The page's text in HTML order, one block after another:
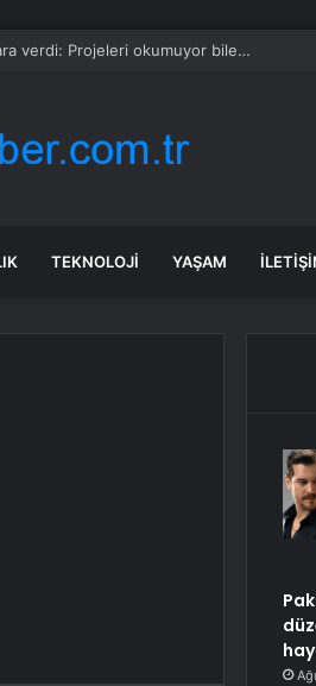
saldırısında 14 kişi hayatını kaybetti
TEKNOLOJI YAŞAM